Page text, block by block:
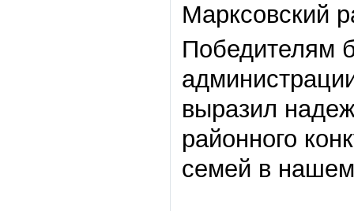
Марксовский
Победителям
выразил
районного
семей в